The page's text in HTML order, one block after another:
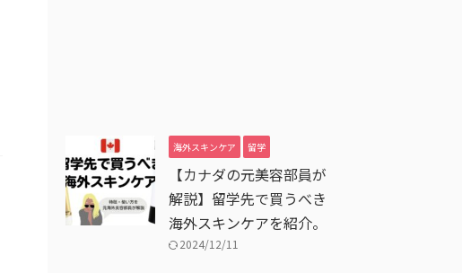
海外スキンケア 留学
【カナダの元美容部員が
解説】留学先で買うべき
海外スキンケアを紹介。
2024/12/11